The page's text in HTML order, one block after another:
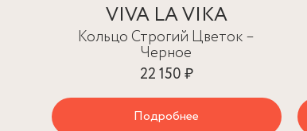
VIVA LA VIKA
Кольцо Строгий Цветок –
Черное
22 150 ₽
Подробнее